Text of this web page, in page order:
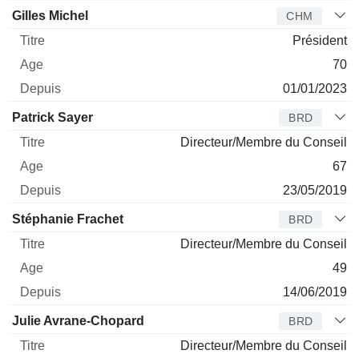
Gilles Michel CHM
Président
70
01/01/2023
Patrick Sayer BRD
Directeur/Membre du Conseil
67
23/05/2019
Stéphanie Frachet BRD
Directeur/Membre du Conseil
49
14/06/2019
Julie Avrane-Chopard BRD
Directeur/Membre du Conseil